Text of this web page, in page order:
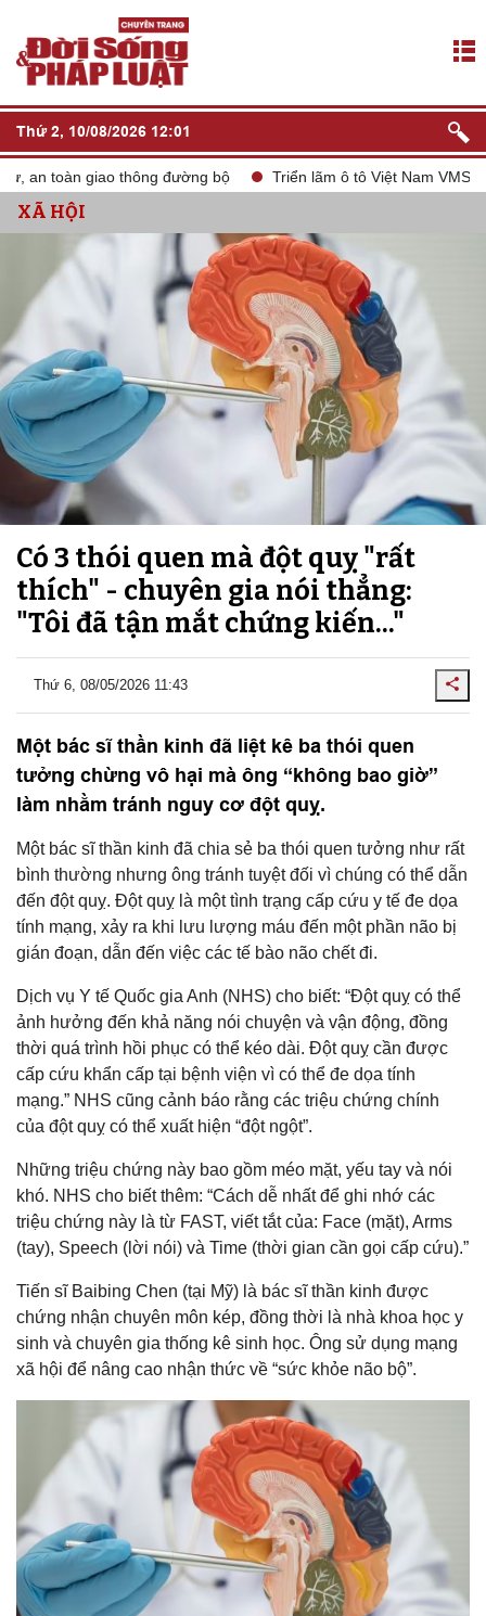
Thứ 2, 10/08/2026 12:01
toàn giao thông đường bộ Triển lãm ô tô Việt Nam VMS 2024
XÃ HỘI
Có 3 thói quen mà đột quỵ "rất
thích" - chuyên gia nói thẳng:
"Tôi đã tận mắt chứng kiến..."
Thứ 6, 08/05/2026 11:43
Một bác sĩ thần kinh đã liệt kê ba thói quen
tưởng chừng vô hại mà ông “không bao giờ”
làm nhằm tránh nguy cơ đột quỵ.
Một bác sĩ thần kinh đã chia sẻ ba thói quen tưởng như rất
bình thường nhưng ông tránh tuyệt đối vì chúng có thể dẫn
đến đột quỵ. Đột quỵ là một tình trạng cấp cứu y tế đe dọa
tính mạng, xảy ra khi lưu lượng máu đến một phần não bị
gián đoạn, dẫn đến việc các tế bào não chết đi.
Dịch vụ Y tế Quốc gia Anh (NHS) cho biết: “Đột quỵ có thể
ảnh hưởng đến khả năng nói chuyện và vận động, đồng
thời quá trình hồi phục có thể kéo dài. Đột quỵ cần được
cấp cứu khẩn cấp tại bệnh viện vì có thể đe dọa tính
mạng.” NHS cũng cảnh báo rằng các triệu chứng chính
của đột quỵ có thể xuất hiện “đột ngột”.
Những triệu chứng này bao gồm méo mặt, yếu tay và nói
khó. NHS cho biết thêm: “Cách dễ nhất để ghi nhớ các
triệu chứng này là từ FAST, viết tắt của: Face (mặt), Arms
(tay), Speech (lời nói) và Time (thời gian cần gọi cấp cứu).”
Tiến sĩ Baibing Chen (tại Mỹ) là bác sĩ thần kinh được
chứng nhận chuyên môn kép, đồng thời là nhà khoa học y
sinh và chuyên gia thống kê sinh học. Ông sử dụng mạng
xã hội để nâng cao nhận thức về “sức khỏe não bộ”.